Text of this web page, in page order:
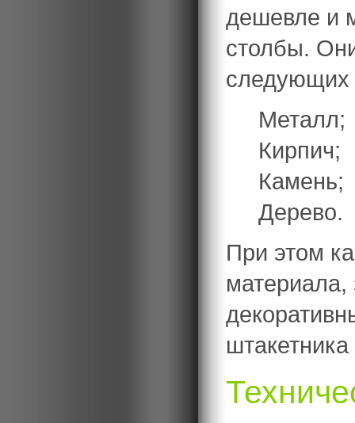
дешевле и
столбы.
следующих
Металл;
Кирпич;
Камень;
Дерево.
При этом
материала,